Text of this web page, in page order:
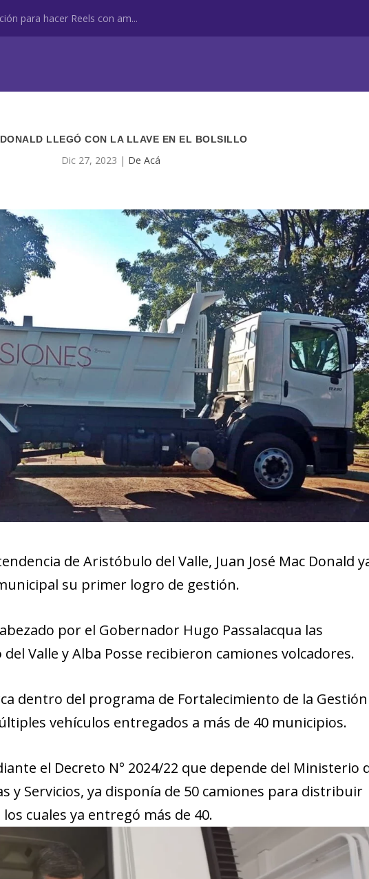
para hacer Reels con am...
LLEGÓ CON LA LLAVE EN EL BOLSILLO
Dic 27, 2023 | De Acá
de Aristóbulo del Valle, Juan José Mac Donald
su primer logro de gestión.
por el Gobernador Hugo Passalacqua las
Valle y Alba Posse recibieron camiones volcadores.
dentro del programa de Fortalecimiento de la Gestión
vehículos entregados a más de 40 municipios.
el Decreto N° 2024/22 que depende del Ministerio
y Servicios, ya disponía de 50 camiones para distribuir
cuales ya entregó más de 40.